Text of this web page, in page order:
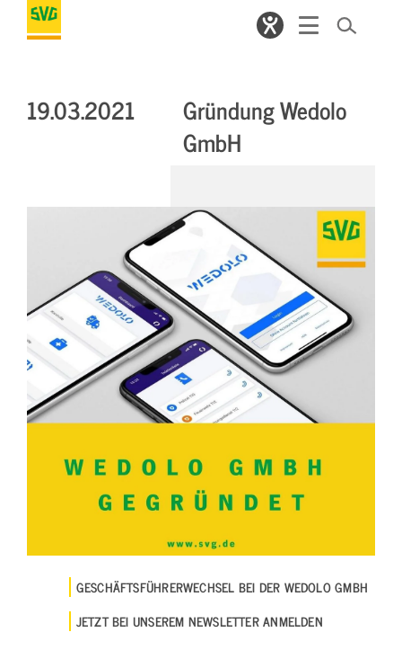
19.03.2021
Gründung Wedolo
GmbH
GESCHÄFTSFÜHRERWECHSEL BEI DER WEDOLO GMBH
JETZT BEI UNSEREM NEWSLETTER ANMELDEN